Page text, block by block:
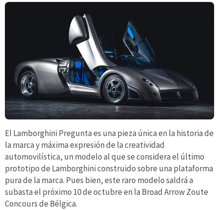
El Lamborghini Pregunta es una pieza única en la historia de
la marca y máxima expresión de la creatividad
automovilística, un modelo al que se considera el último
prototipo de Lamborghini construido sobre una plataforma
pura de la marca. Pues bien, este raro modelo saldrá a
subasta el próximo 10 de octubre en la Broad Arrow Zoute
Concours de Bélgica.